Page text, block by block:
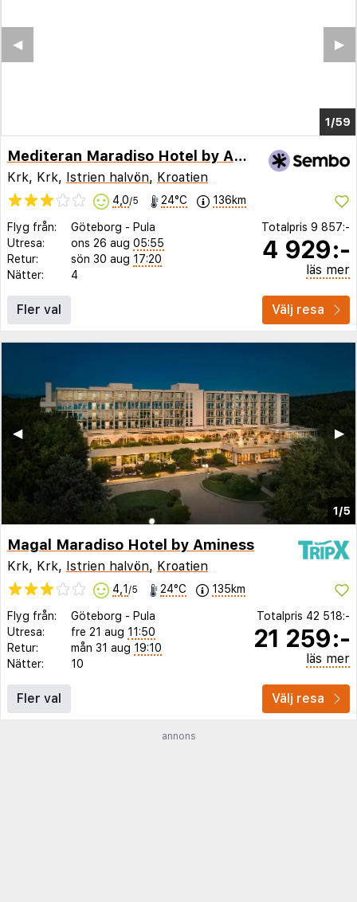
1/51
▶︎
◀︎
Mediteran Maradiso Hotel by Aminess
Krk, Krk, Istrien halvön, Kroatien
4,0/5 24°C 136km
Flyg från: Göteborg - Pula
Utresa:
ons 26 aug 05:55
Retur:
sön 30 aug 17:20
Nätter:
4
Totalpris 9 857:-
4 929:-
läs mer
Fler val Välj resa
1/5
▶︎
◀︎
Magal Maradiso Hotel by Aminess
Krk, Krk, Istrien halvön, Kroatien
4,1 /5 24°C 135km
Flyg från: Göteborg - Pula
Utresa:
fre 21 aug 11:50
Retur:
mån 31 aug 19:10
Nätter:
10
Totalpris 42 518:-
21 259:-
läs mer
Fler val Välj resa
annons